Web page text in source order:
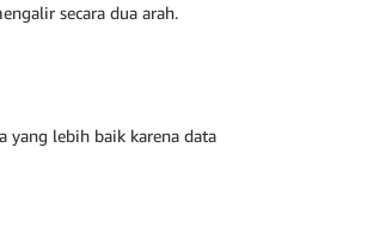
secara dua arah.
yang lebih baik karena data